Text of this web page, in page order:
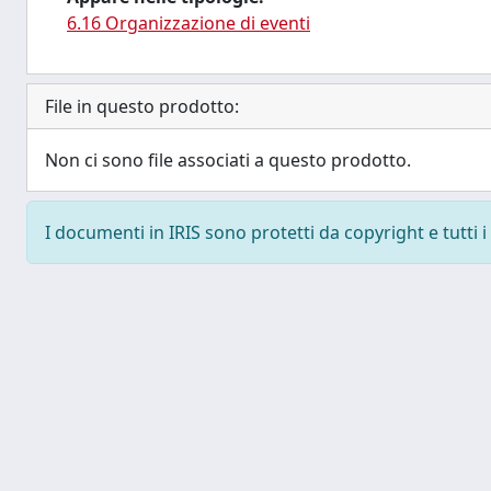
6.16 Organizzazione di eventi
File in questo prodotto:
Non ci sono file associati a questo prodotto.
I documenti in IRIS sono protetti da copyright e tutti